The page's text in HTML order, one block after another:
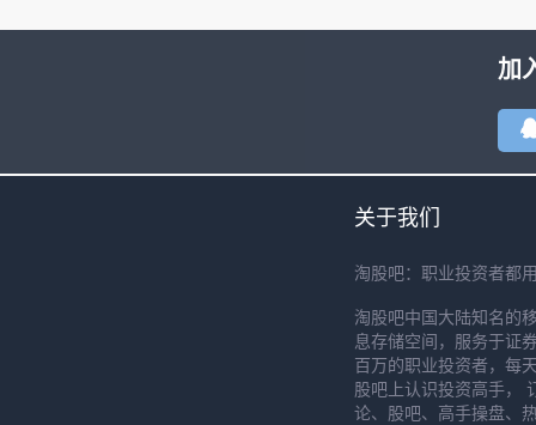
加
关于我们
淘股吧：职业投资者都
淘股吧中国大陆知名的
息存储空间，服务于证
百万的职业投资者，每
股吧上认识投资高手，
论、股吧、高手操盘、